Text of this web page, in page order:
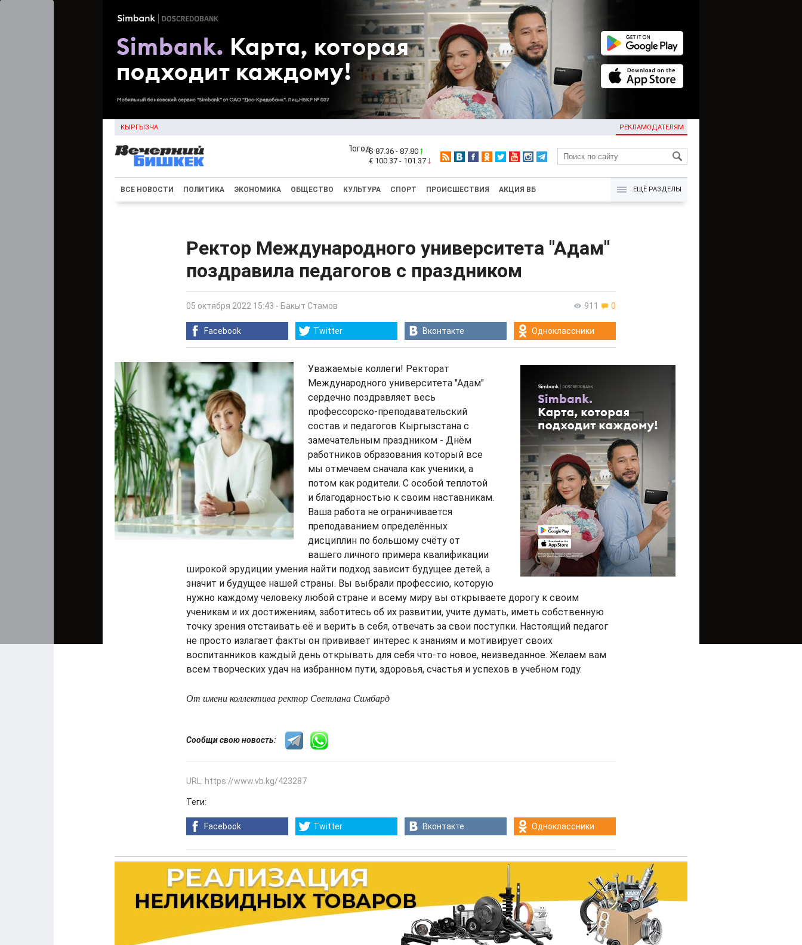
КЫРГЫЗЧА РЕКЛАМОДАТЕЛЯМ
KG
$ 87.36 - 87.80
€ 100.37 - 101.37
ВСЕ НОВОСТИ ПОЛИТИКА ЭКОНОМИКА ОБЩЕСТВО КУЛЬТУРА СПОРТ ПРОИСШЕСТВИЯ АКЦИЯ ВБ ЕЩЁ РАЗДЕЛЫ
Ректор Международного университета "Адам"
поздравила педагогов с праздником
911 0
05 октября 2022 15:43 - Бакыт Стамов
Facebook Twitter Вконтакте Одноклассники
Уважаемые коллеги! Ректорат
Международного университета "Адам"
сердечно поздравляет весь
профессорско-преподавательский
состав и педагогов Кыргызстана с
замечательным праздником - Днём
работников образования который все
мы отмечаем сначала как ученики, а
потом как родители. С особой теплотой
и благодарностью к своим наставникам.
Ваша работа не ограничивается
преподаванием определённых
дисциплин по большому счёту от
вашего личного примера квалификации
широкой эрудиции умения найти подход зависит будущее детей, а
значит и будущее нашей страны. Вы выбрали профессию, которую
нужно каждому человеку любой стране и всему миру вы открываете дорогу к своим
ученикам и их достижениям, заботитесь об их развитии, учите думать, иметь собственную
точку зрения отстаивать её и верить в себя, отвечать за свои поступки. Настоящий педагог
не просто излагает факты он прививает интерес к знаниям и мотивирует своих
воспитанников каждый день открывать для себя что-то новое, неизведанное. Желаем вам
всем творческих удач на избранном пути, здоровья, счастья и успехов в учебном году.
От имени коллектива ректор Светлана Симбард
Сообщи свою новость:
URL: https://www.vb.kg/423287
Теги:
Facebook Twitter Вконтакте Одноклассники